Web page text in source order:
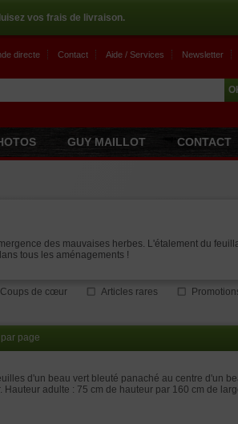
vos frais de livraison.
directe Contact Aide / Services Newsletter
GUY MAILLOT CONTACT
des mauvaises herbes. L'étalement du
tous les aménagements !
Coups de cœur Articles rares
page
d'un beau vert bleuté panaché au centre d'un
adulte : 75 cm de hauteur par 160 cm de